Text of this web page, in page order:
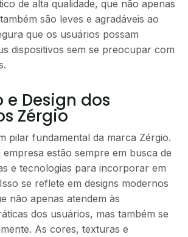
de alta qualidade, que não apenas
são leves e agradáveis ao
que os usuários possam
dispositivos sem se preocupar com
e Design dos
Zérgio
pilar fundamental da marca Zérgio.
empresa estão sempre em busca de
e tecnologias para incorporar em
se reflete em designs modernos
não apenas atendem às
dos usuários, mas também se
As cores, texturas e